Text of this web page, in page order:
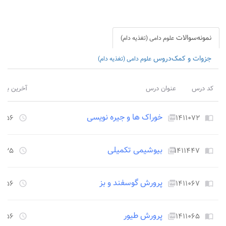
نمونه‌سوالات علوم دامی (تغذیه دام)
جزوات و کمک‌دروس علوم دامی (تغذیه دام)
کد درس عنوان درس آخرین
import_contacts ۱۴۱۱۰۷۲picture_as_pdf خوراک ها و جیره نویسی access_time ۲۲۵۶ روز
import_contacts ۱۴۱۱۴۴۷picture_as_pdf بیوشیمی تکمیلی access_time ۲۵۲۵ روز
import_contacts ۱۴۱۱۰۶۷picture_as_pdf پرورش گوسفند و بز access_time ۲۲۵۶ روز
import_contacts ۱۴۱۱۰۶۵picture_as_pdf پرورش طیور access_time ۲۲۵۶ روز